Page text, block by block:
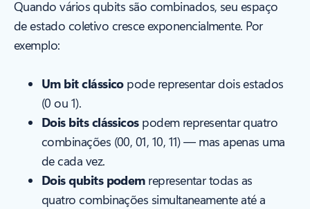
Quando vários qubits são combinados, seu espaço
de estado coletivo cresce exponencialmente. Por
exemplo:
Um bit clássicopode representar dois estados
(0 ou 1).
Dois bits clássicospodem representar quatro
combinações (00, 01, 10, 11) — mas apenas uma
de cada vez.
Dois qubits podemrepresentar todas as
quatro combinações simultaneamente até a